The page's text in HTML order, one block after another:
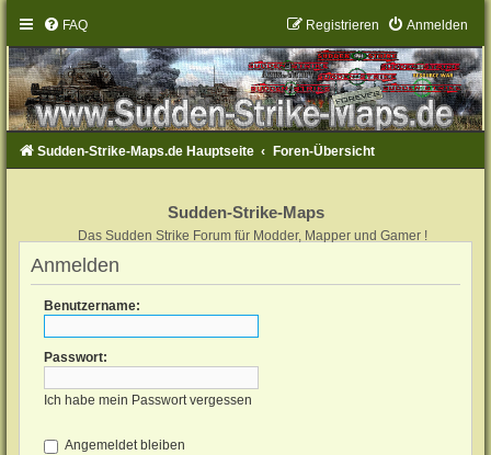
FAQ Anmelden
Registrieren
Sudden-Strike-Maps.de Hauptseite Foren-Übersicht
Sudden-Strike-Maps
Das Sudden Strike Forum für Modder, Mapper und Gamer !
Anmelden
Benutzername:
Passwort:
Ich habe mein Passwort vergessen
Angemeldet bleiben